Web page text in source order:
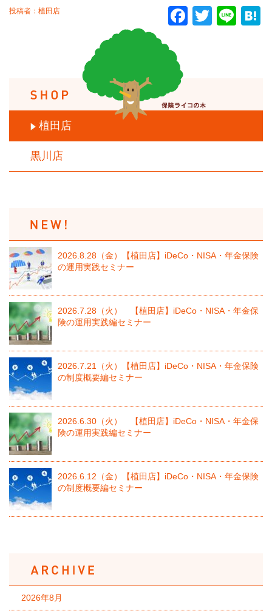
投稿者：植田店
FacebookTwitter Line
植田店
黒川店
2026.8.28（金）【植田店】iDeCo・NISA・年金保険
の運用実践セミナー
2026.7.28（火） 【植田店】iDeCo・NISA・年金保
険の運用実践編セミナー
2026.7.21（火）【植田店】iDeCo・NISA・年金保険
の制度概要編セミナー
2026.6.30（火） 【植田店】iDeCo・NISA・年金保
険の運用実践編セミナー
2026.6.12（金）【植田店】iDeCo・NISA・年金保険
の制度概要編セミナー
2026年8月